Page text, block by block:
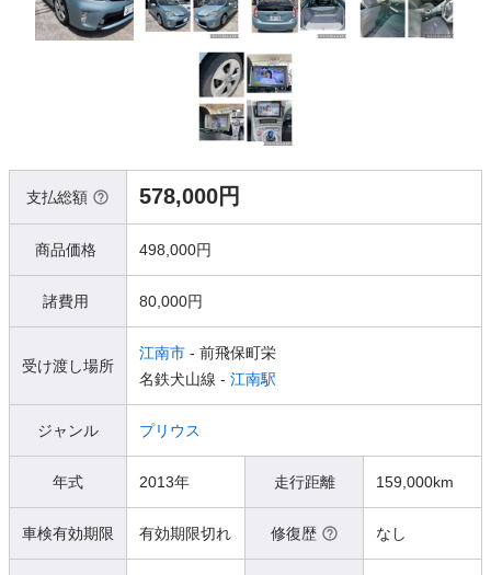
支払総額 578,000円
商品価格 498,000円
諸費用 80,000円
受け渡し場所
江南市 - 前飛保町栄
名鉄犬山線 - 江南駅
ジャンル プリウス
年式 2013年 走行距離 159,000km
車検有効期限 有効期限切れ 修復歴 なし